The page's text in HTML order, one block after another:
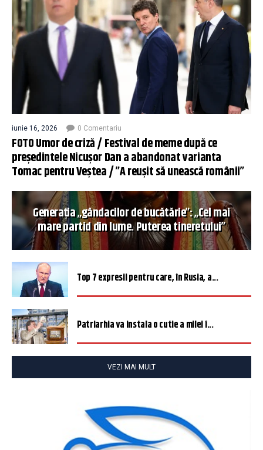
iunie 16, 2026 0 Comentariu
FOTO Umor de criză / Festival de meme după ce
președintele Nicușor Dan a abandonat varianta
Tomac pentru Veștea / ”A reușit să unească românii”
Generația „gândacilor de bucătărie”: „Cel mai
mare partid din lume. Puterea tineretului”
Top 7 expresii pentru care, în Rusia, a...
Patriarhia va instala o cutie a milei î...
VEZI MAI MULT